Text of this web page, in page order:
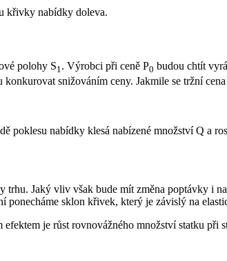
křivky nabídky doleva.
polohy S1 . Výrobci při ceně P0 budou chtít
snižováním ceny. Jakmile se tržní cena
poklesu nabídky klesá nabízené množství Q a
Jaký vliv však bude mít změna poptávky i
sklon křivek, který je závislý na
je růst rovnovážného množství statku při